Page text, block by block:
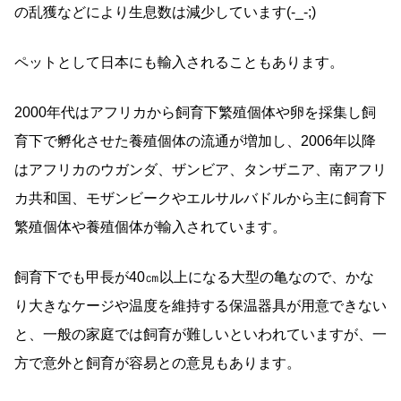
の乱獲などにより生息数は減少しています(-_-;)
ペットとして日本にも輸入されることもあります。
2000年代はアフリカから飼育下繁殖個体や卵を採集し飼
育下で孵化させた養殖個体の流通が増加し、2006年以降
はアフリカのウガンダ、ザンビア、タンザニア、南アフリ
カ共和国、モザンビークやエルサルバドルから主に飼育下
繁殖個体や養殖個体が輸入されています。
飼育下でも甲長が40㎝以上になる大型の亀なので、かな
り大きなケージや温度を維持する保温器具が用意できない
と、一般の家庭では飼育が難しいといわれていますが、一
方で意外と飼育が容易との意見もあります。